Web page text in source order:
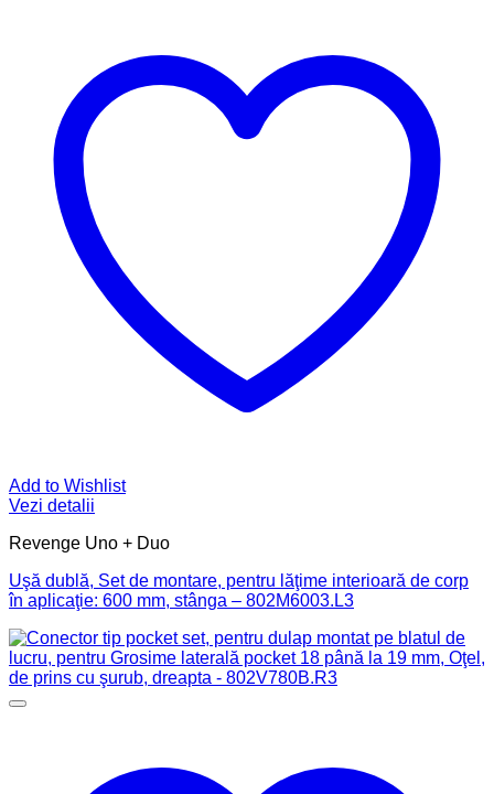
Add to Wishlist
Vezi detalii
Revenge Uno + Duo
Uşă dublă, Set de montare, pentru lăţime interioară de corp
în aplicaţie: 600 mm, stânga – 802M6003.L3